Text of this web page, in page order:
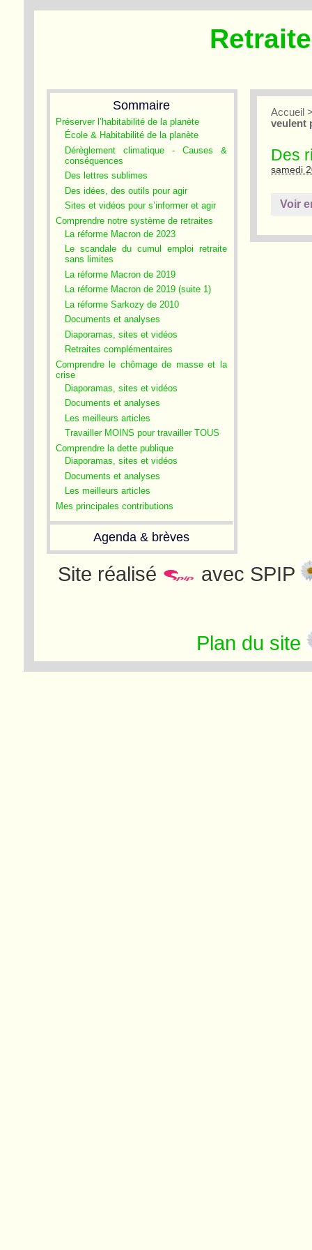
Sommaire
Préserver l’habitabilité de la planète
École & Habitabilité de la planète
Dérèglement climatique - Causes &
conséquences
Des lettres sublimes
Des idées, des outils pour agir
Sites et vidéos pour s’informer et agir
Comprendre notre système de retraites
La réforme Macron de 2023
Le scandale du cumul emploi retraite
sans limites
La réforme Macron de 2019
La réforme Macron de 2019 (suite 1)
La réforme Sarkozy de 2010
Documents et analyses
Diaporamas, sites et vidéos
Retraites complémentaires
Comprendre le chômage de masse et la
crise
Diaporamas, sites et vidéos
Documents et analyses
Les meilleurs articles
Travailler MOINS pour travailler TOUS
Comprendre la dette publique
Diaporamas, sites et vidéos
Documents et analyses
Les meilleurs articles
Mes principales contributions
Agenda & brèves
Accueil
veulent
Des
samedi
Voir
Site réalisé avec SPIP
Plan du site